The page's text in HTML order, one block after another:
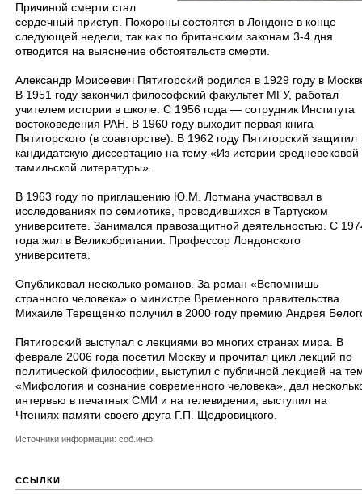
Причиной смерти стал
сердечный приступ. Похороны состоятся в Лондоне в конце
следующей недели, так как по британским законам 3-4 дня
отводится на выяснение обстоятельств смерти.
Александр Моисеевич Пятигорский родился в 1929 году в
В 1951 году закончил философский факультет МГУ, работал
учителем истории в школе. С 1956 года — сотрудник Института
востоковедения РАН. В 1960 году выходит первая книга
Пятигорского (в соавторстве). В 1962 году Пятигорский защитил
кандидатскую диссертацию на тему «Из истории средневековой
тамильской литературы».
В 1963 году по приглашению Ю.М. Лотмана участвовал в
исследованиях по семиотике, проводившихся в Тартуском
университете. Занимался правозащитной деятельностью. С
года жил в Великобритании. Профессор Лондонского
университета.
Опубликовал несколько романов. За роман «Вспомнишь
странного человека» о министре Временного правительства
Михаиле Терещенко получил в 2000 году премию Андрея
Пятигорский выступал с лекциями во многих странах мира. В
феврале 2006 года посетил Москву и прочитал цикл лекций по
политической философии, выступил с публичной лекцией на
«Мифология и сознание современного человека», дал
интервью в печатных СМИ и на телевидении, выступил на
Чтениях памяти своего друга Г.П. Щедровицкого.
Источники информации: соб.инф.
ССЫЛКИ